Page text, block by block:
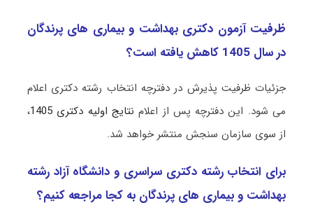
ظرفیت آزمون دکتری ﺑﻬﺪاﺷﺖ و ﺑﻴﻤﺎری ﻫﺎی ﭘﺮﻧﺪﮔﺎن
در سال 1405 کاهش یافته است؟
جزئیات ظرفیت پذیرش در دفترچه انتخاب رشته دکتری اعلام
می شود. این دفترچه پس از اعلام نتایج اولیه دکتری 1405
،
از سوی سازمان سنجش منتشر خواهد شد.
برای انتخاب رشته دکتری سراسری و دانشگاه آزاد رشته
ﺑﻬﺪاﺷﺖ و ﺑﻴﻤﺎری ﻫﺎی ﭘﺮﻧﺪﮔﺎن به کجا مراجعه کنیم؟